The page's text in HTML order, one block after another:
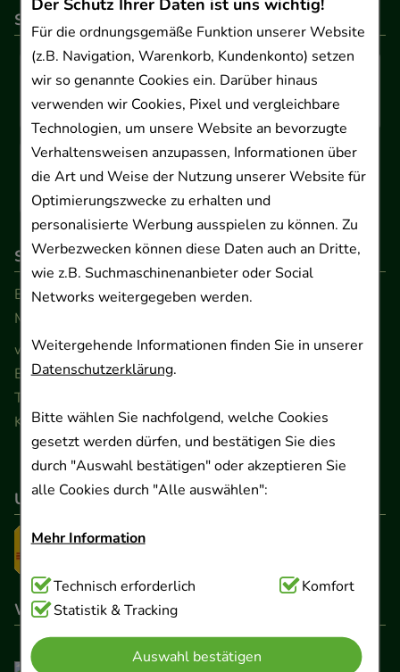
Der Schutz Ihrer Daten ist uns wichtig!
Für die ordnungsgemäße Funktion unserer Website
(z.B. Navigation, Warenkorb, Kundenkonto) setzen
wir so genannte Cookies ein. Darüber hinaus
verwenden wir Cookies, Pixel und vergleichbare
Technologien, um unsere Website an bevorzugte
Verhaltensweisen anzupassen, Informationen über
die Art und Weise der Nutzung unserer Website für
Optimierungszwecke zu erhalten und
personalisierte Werbung ausspielen zu können. Zu
Werbezwecken können diese Daten auch an Dritte,
wie z.B. Suchmaschinenanbieter oder Social
Networks weitergegeben werden.
Weitergehende Informationen finden Sie in unserer
Datenschutzerklärung.
Bitte wählen Sie nachfolgend, welche Cookies
gesetzt werden dürfen, und bestätigen Sie dies
durch "Auswahl bestätigen" oder akzeptieren Sie
alle Cookies durch "Alle auswählen":
Mehr Information
Technisch Notwendig:Hierbei handelt es sich um
Cookies, die für die Grundfunktionen unserer
Website notwendig sind (z.B. Navigation,
Warenkorb, Kundenkonto), weshalb auf diese nicht
Technisch erforderlich
Komfort
Statistik & Tracking
Auswahl bestätigen
So können Sie bezahlen
So erreichen Sie uns
Beratung und Kundenservice:
Montag - Freitag von 9.00 bis 17.00 Uhr
www.ApoSalis.de· E-Mail:info@ApoSalis.de
Ernst-August-Platz 2 · 30159 Hannover
Telefon 0511 89 71 80 0 · Fax 0511 89 71 80 11
Kontaktformular
Unser Versanddienstleister
Wir sind hier gelistet